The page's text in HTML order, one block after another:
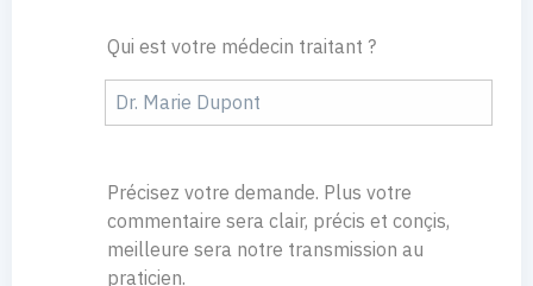
Qui est votre médecin traitant ?
Précisez votre demande. Plus votre
commentaire sera clair, précis et conçis,
meilleure sera notre transmission au
praticien.